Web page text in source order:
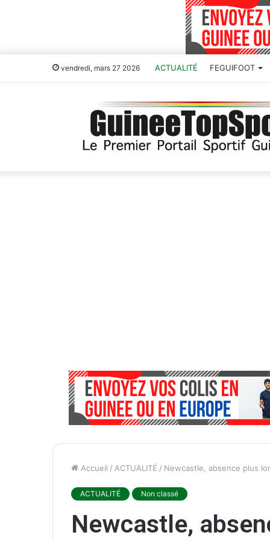
vendredi, mars 27 2026 ACTUALITÉ FEGUIFOOT
Accueil / ACTUALITÉ / Newcastle, absence plus
ACTUALITÉ Non classé
Newcastle,